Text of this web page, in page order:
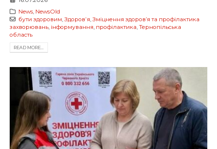
News, NewsOld
бути здоровим Здоровʼя Зміцнення здоров’я та профілактика
захворювань інформування профілактика Тернопільська
область
READ MORE...